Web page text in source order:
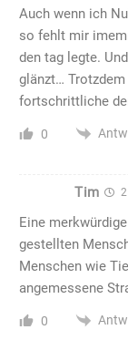
Auch wenn ich
so fehlt mir
den tag legte.
glänzt…
fortschrittliche
0
Tim
Eine
gestellten
Menschen wie
angemessene
0